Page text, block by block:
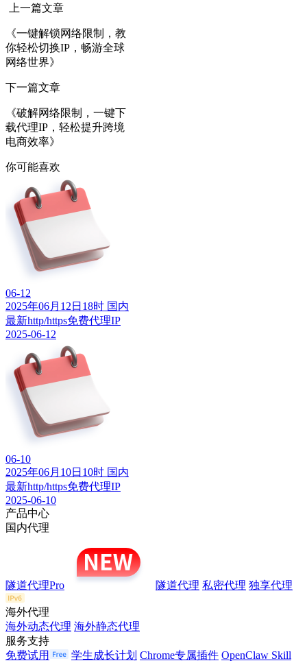
上一篇文章
《一键解锁网络限制，教
你轻松切换IP，畅游全球
网络世界》
下一篇文章
《破解网络限制，一键下
载代理IP，轻松提升跨境
电商效率》
你可能喜欢
06-12
2025年06月12日18时 国内
最新http/https免费代理IP
2025-06-12
06-10
2025年06月10日10时 国内
最新http/https免费代理IP
2025-06-10
产品中心
国内代理
隧道代理Pro 隧道代理 私密代理 独享代理
海外代理
海外动态代理 海外静态代理
服务支持
免费试用
学生成长计划 Chrome专属插件 OpenClaw Skill